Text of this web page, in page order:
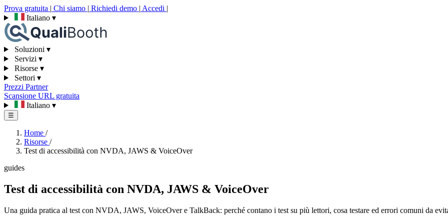
Prova gratuita | Chi siamo | Richiedi demo | Accedi |
Italiano ▾
Soluzioni ▾
Servizi ▾
Risorse ▾
Settori ▾
Prezzi Partner
Scansione URL gratuita
Italiano ▾
☰
Home /
Risorse /
Test di accessibilità con NVDA, JAWS & VoiceOver
guides
Test di accessibilità con NVDA, JAWS & VoiceOver
Una guida pratica al test con NVDA, JAWS, VoiceOver e TalkBack: perché contano i test su più lettori, cosa testare ed errori comuni da